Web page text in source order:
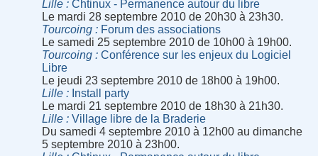
Lille
Chtinux - Permanence autour du libre
Le mardi 28 septembre 2010 de 20h30 à 23h30.
Tourcoing
Forum des associations
Le samedi 25 septembre 2010 de 10h00 à 19h00.
Tourcoing
Conférence sur les enjeux du Logiciel
Libre
Le jeudi 23 septembre 2010 de 18h00 à 19h00.
Lille
Install party
Le mardi 21 septembre 2010 de 18h30 à 21h30.
Lille
Village libre de la Braderie
Du samedi 4 septembre 2010 à 12h00 au dimanche
5 septembre 2010 à 23h00.